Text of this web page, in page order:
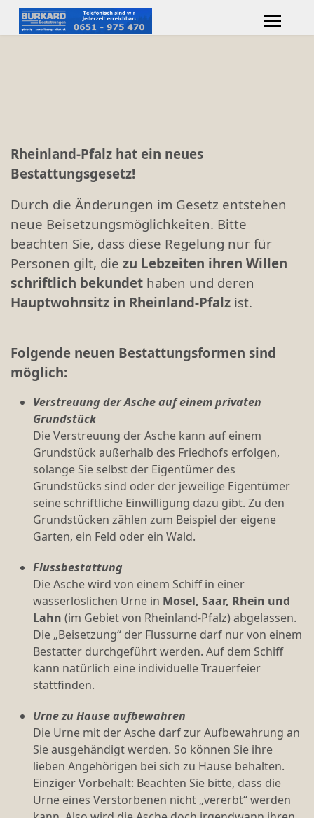
Rheinland-Pfalz hat ein neues
Bestattungsgesetz!
Durch die Änderungen im Gesetz entstehen
neue Beisetzungsmöglichkeiten. Bitte
beachten Sie, dass diese Regelung nur für
Personen gilt, die zu Lebzeiten ihren Willen
schriftlich bekundet haben und deren
Hauptwohnsitz in Rheinland-Pfalz ist.
Folgende neuen Bestattungsformen sind
möglich:
Verstreuung der Asche auf einem privaten
Grundstück
Die Verstreuung der Asche kann auf einem
Grundstück außerhalb des Friedhofs erfolgen,
solange Sie selbst der Eigentümer des
Grundstücks sind oder der jeweilige Eigentümer
seine schriftliche Einwilligung dazu gibt. Zu den
Grundstücken zählen zum Beispiel der eigene
Garten, ein Feld oder ein Wald.
Flussbestattung
Die Asche wird von einem Schiff in einer
wasserlöslichen Urne in Mosel, Saar, Rhein und
Lahn (im Gebiet von Rheinland-Pfalz) abgelassen.
Die „Beisetzung“ der Flussurne darf nur von einem
Bestatter durchgeführt werden. Auf dem Schiff
kann natürlich eine individuelle Trauerfeier
stattfinden.
Urne zu Hause aufbewahren
Die Urne mit der Asche darf zur Aufbewahrung an
Sie ausgehändigt werden. So können Sie ihre
lieben Angehörigen bei sich zu Hause behalten.
Einziger Vorbehalt: Beachten Sie bitte, dass die
Urne eines Verstorbenen nicht „vererbt“ werden